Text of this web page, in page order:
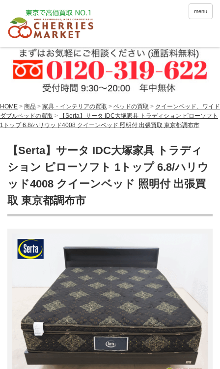
menu
HOME > 商品 > 家具・インテリアの買取 > ベッドの買取 > クイーンベッド、ワイド
ダブルベッドの買取 >
【Serta】サータ IDC大塚家具 トラディション ピローソフト
1トップ 6.8/ハリウッド4008 クイーンベッド 照明付 出張買取 東京都調布市
【Serta】サータ IDC大塚家具 トラディ
ション ピローソフト 1トップ 6.8/ハリウ
ッド4008 クイーンベッド 照明付 出張買
取 東京都調布市